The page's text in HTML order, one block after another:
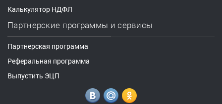
Калькулятор НДФЛ
Партнерские программы и сервисы
Партнерская программа
Реферальная программа
Выпустить ЭЦП